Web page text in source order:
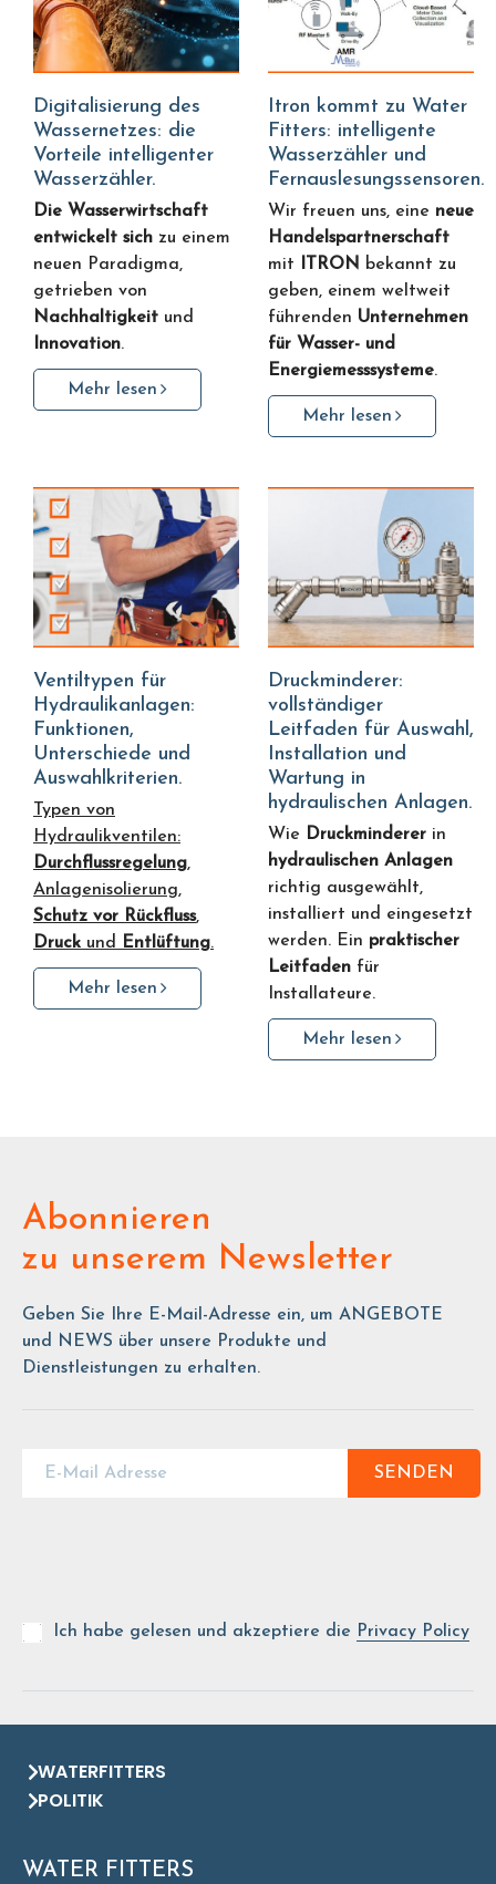
Digitalisierung des
Wassernetzes: die
Vorteile intelligenter
Wasserzähler.
Die Wasserwirtschaft
entwickelt sich zu einem
neuen Paradigma,
getrieben von
Nachhaltigkeit und
Innovation.
Mehr lesen
Itron kommt zu Water
Fitters: intelligente
Wasserzähler und
Fernauslesungssensoren.
Wir freuen uns, eine neue
Handelspartnerschaft
mit ITRON bekannt zu
geben, einem weltweit
führenden Unternehmen
für Wasser- und
Energiemesssysteme.
Mehr lesen
Ventiltypen für
Hydraulikanlagen:
Funktionen,
Unterschiede und
Auswahlkriterien.
Typen von
Hydraulikventilen:
Durchflussregelung,
Anlagenisolierung,
Schutz vor Rückfluss,
Druck und Entlüftung.
Mehr lesen
Druckminderer:
vollständiger
Leitfaden für Auswahl,
Installation und
Wartung in
hydraulischen Anlagen.
Wie Druckminderer in
hydraulischen Anlagen
richtig ausgewählt,
installiert und eingesetzt
werden. Ein praktischer
Leitfaden für
Installateure.
Mehr lesen
Abonnieren
zu unserem Newsletter
Geben Sie Ihre E-Mail-Adresse ein, um ANGEBOTE
und NEWS über unsere Produkte und
Dienstleistungen zu erhalten.
SENDEN
Ich habe gelesen und akzeptiere die Privacy Policy
WATERFITTERS
POLITIK
WATER FITTERS